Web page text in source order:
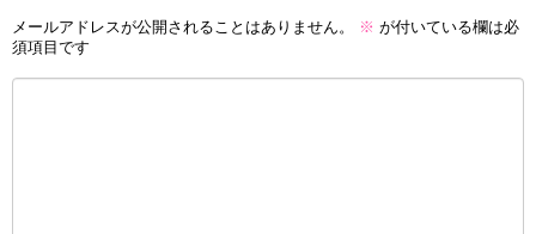
メールアドレスが公開されることはありません。 ※ が付いている欄は必
須項目です